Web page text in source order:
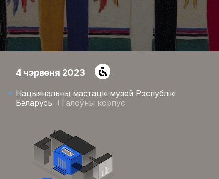
4 чэрвеня 2023
Нацыянальны мастацкі музей Рэспублікі
Беларусь
Галоўны корпус